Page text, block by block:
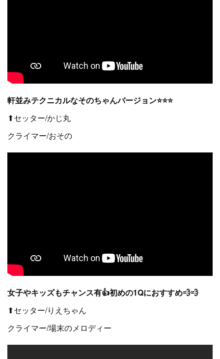
軒並みテクニカルなそのちゃんバージョン⭐⭐⭐
⬆セッター/かじ丸
クライマー/おその
女子やキッズもチャンス有👍初めの1Qにおすすめ💨💨
⬆セッター/りえちゃん
クライマー/場末のメロディー